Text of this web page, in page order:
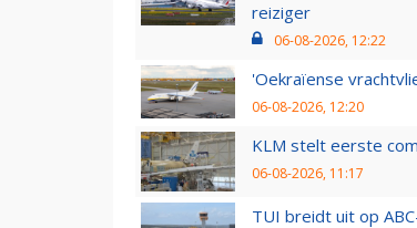
reiziger
06-08-2026, 12:22
'Oekraïense
06-08-2026, 12:20
KLM stelt eerste
06-08-2026, 11:17
TUI breidt uit op